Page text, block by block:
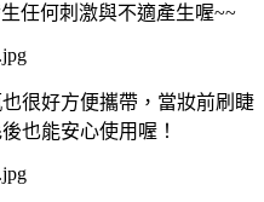
任何刺激與不適產生喔~~
很好方便攜帶，當妝前刷睫
也能安心使用喔！